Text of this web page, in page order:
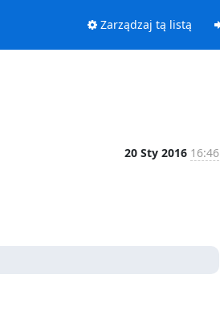
Zarządzaj tą listą
20 Sty 2016 16:46